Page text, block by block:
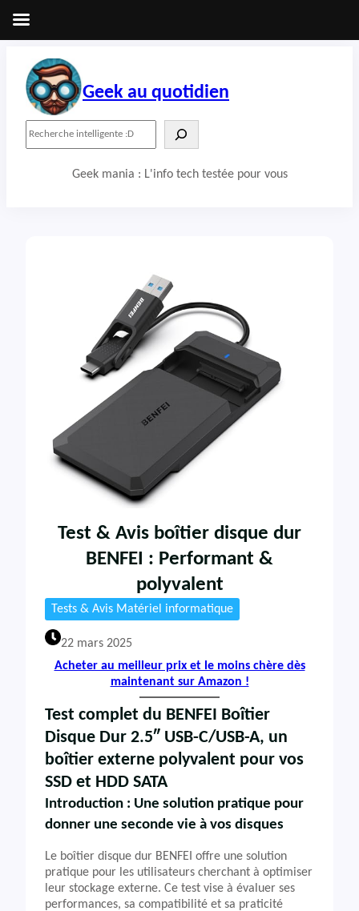
contenu
Geek au quotidien
Geek mania : L'info tech testée pour vous
Test & Avis boîtier disque dur
BENFEI : Performant &
polyvalent
Tests & Avis Matériel informatique
22 mars 2025
Acheter au meilleur prix et le moins chère dès
maintenant sur Amazon !
Test complet du BENFEI Boîtier
Disque Dur 2.5″ USB-C/USB-A, un
boîtier externe polyvalent pour vos
SSD et HDD SATA
Introduction : Une solution pratique pour
donner une seconde vie à vos disques
Le boîtier disque dur BENFEI offre une solution
pratique pour les utilisateurs cherchant à optimiser
leur stockage externe. Ce test vise à évaluer ses
performances, sa compatibilité et sa praticité